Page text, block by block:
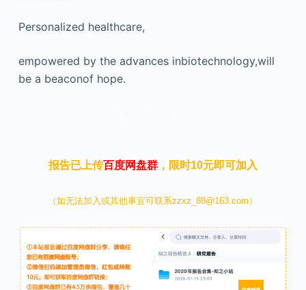
Personalized healthcare,
empowered by the advances inbiotechnology,will
be a beaconof hope.
报告已上传百度网盘群，限时10元即可加入
（如无法加入或其他事宜可联系zzxz_88@163.com）